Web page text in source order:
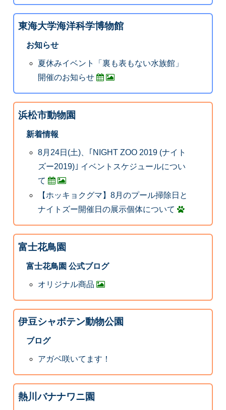
東海大学海洋科学博物館
お知らせ
夏休みイベント「裏も表もない水族館」
開催のお知らせ
浜松市動物園
新着情報
8月24日(土)、｢NIGHT ZOO 2019 (ナイト
ズー2019)｣ イベントスケジュールについ
て
【ホッキョクグマ】8月のプール掃除日と
ナイトズー開催日の展示個体について
富士花鳥園
富士花鳥園 公式ブログ
オリジナル商品
伊豆シャボテン動物公園
ブログ
アガベ咲いてます！
熱川バナナワニ園